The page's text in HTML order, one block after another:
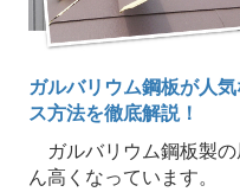
ガルバリウム鋼板が人
ス方法を徹底解説！
ガルバリウム鋼板製の
ん高くなっています。